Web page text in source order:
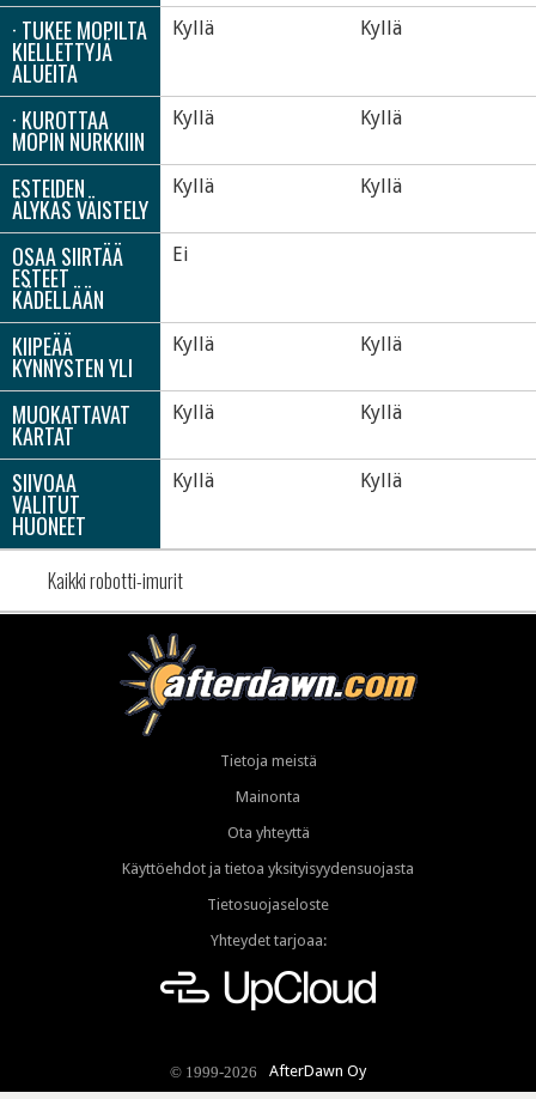
· TUKEE MOPILTA
KIELLETTYJÄ
ALUEITA
Kyllä Kyllä
· KUROTTAA
MOPIN NURKKIIN
Kyllä Kyllä
ESTEIDEN
ÄLYKÄS VÄISTELY
Kyllä Kyllä
OSAA SIIRTÄÄ
ESTEET
KÄDELLÄÄN
Ei
KIIPEÄÄ
KYNNYSTEN YLI
Kyllä Kyllä
MUOKATTAVAT
KARTAT
Kyllä Kyllä
SIIVOAA
VALITUT
HUONEET
Kyllä Kyllä
Kaikki robotti-imurit
Tietoja meistä
Mainonta
Ota yhteyttä
Käyttöehdot ja tietoa yksityisyydensuojasta
Tietosuojaseloste
Yhteydet tarjoaa:
© 1999-2026 AfterDawn Oy